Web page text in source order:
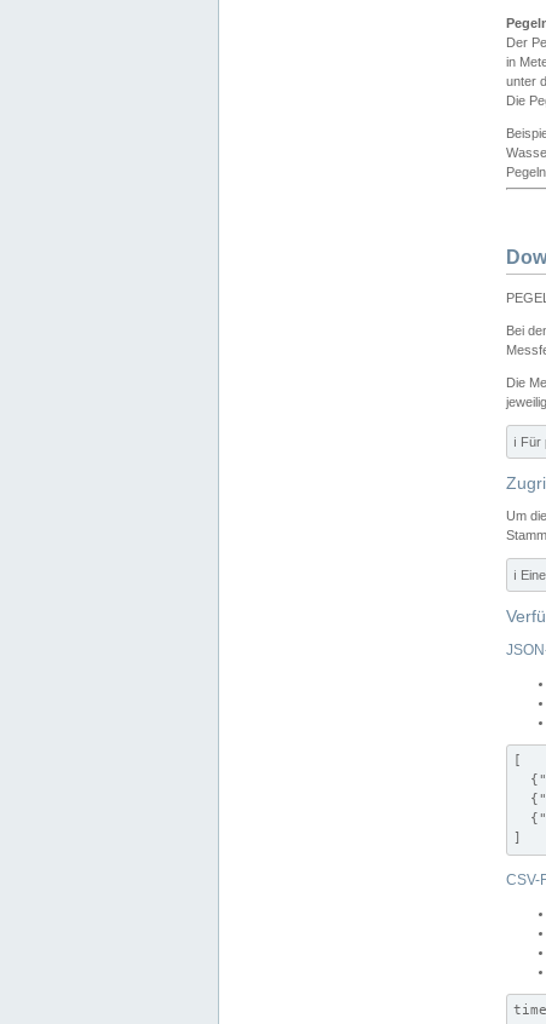
Der
in
unter
Die
Bei
Die
ℹ️
Um
ℹ️
[
]
CSV-